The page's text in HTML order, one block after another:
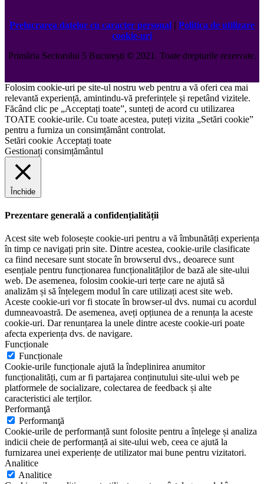
Prelucrarea datelor cu caracter personal | Politica de utilizare
cookie-uri
Primăria Sectorului 5 București ©️2021. Toate drepturile rezervate.
Folosim cookie-uri pe site-ul nostru web pentru a vă oferi cea mai
relevantă experiență, amintindu-vă preferințele și repetând vizitele.
Făcând clic pe „Acceptați toate”, sunteți de acord cu utilizarea
TOATE cookie-urile. Cu toate acestea, puteți vizita „Setări cookie”
pentru a furniza un consimțământ controlat.
Setări cookie Acceptați toate
Gestionați consimțământul
Închide
Prezentare generală a confidențialității
Acest site web folosește cookie-uri pentru a vă îmbunătăți experiența
în timp ce navigați prin site. Dintre acestea, cookie-urile clasificate
ca fiind necesare sunt stocate în browserul dvs., deoarece sunt
esențiale pentru funcționarea funcționalităților de bază ale site-ului
web. De asemenea, folosim cookie-uri terțe care ne ajută să
analizăm și să înțelegem modul în care utilizați acest site web.
Aceste cookie-uri vor fi stocate în browser-ul dvs. numai cu acordul
dumneavoastră. De asemenea, aveți opțiunea de a renunța la aceste
cookie-uri. Dar renunțarea la unele dintre aceste cookie-uri poate
afecta experiența dvs. de navigare.
Funcționale
Funcționale
Cookie-urile funcționale ajută la îndeplinirea anumitor
funcționalități, cum ar fi partajarea conținutului site-ului web pe
platformele de socializare, colectarea de feedback și alte
caracteristici ale terților.
Performanţă
Performanţă
Cookie-urile de performanță sunt folosite pentru a înțelege și analiza
indicii cheie de performanță ai site-ului web, ceea ce ajută la
furnizarea unei experiențe de utilizator mai bune pentru vizitatori.
Analitice
Analitice